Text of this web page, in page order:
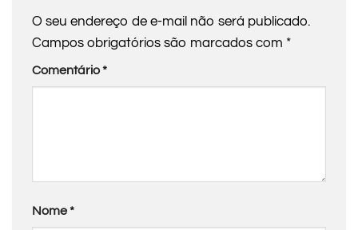
O seu endereço de e-mail não será publicado.
Campos obrigatórios são marcados com *
Comentário*
Nome*